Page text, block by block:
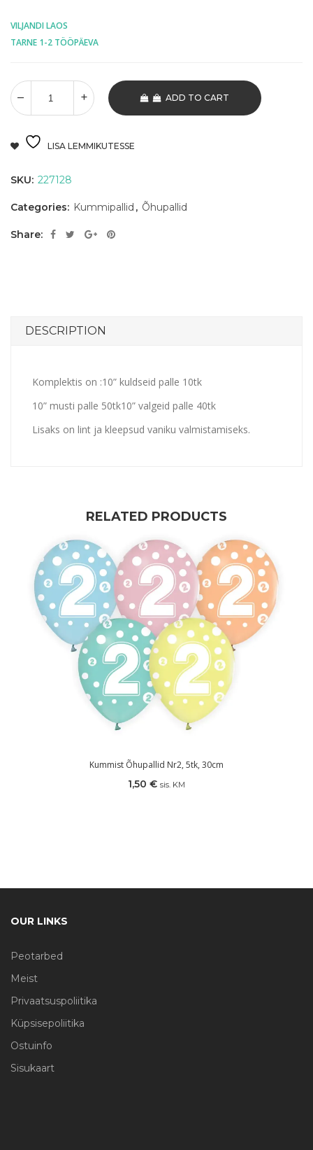
VILJANDI LAOS
TARNE 1-2 TÖÖPÄEVA
ADD TO CART
LISA LEMMIKUTESSE
SKU: 227128
Categories: Kummipallid , Õhupallid
Share:
DESCRIPTION
Komplektis on :10” kuldseid palle 10tk
10” musti palle 50tk10” valgeid palle 40tk
Lisaks on lint ja kleepsud vaniku valmistamiseks.
RELATED PRODUCTS
Kummist Õhupallid Nr2, 5tk, 30cm
1,50 € sis. KM
OUR LINKS
Peotarbed
Meist
Privaatsuspoliitika
Küpsisepoliitika
Ostuinfo
Sisukaart